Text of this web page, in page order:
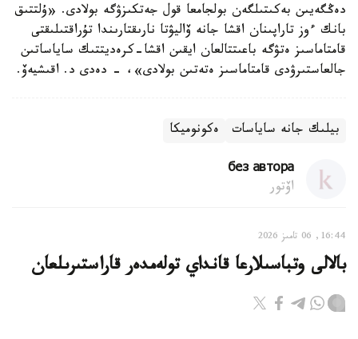
دەڭگەيىن بەكىتىلگەن بولجامعا قول جەتكىزۋگە بولادى. «ۇلتتىق
بانك ءوز تاراپىنان اقشا جانە ۆاليۋتا نارىقتارىندا تۇراقتىلىقتى
قامتاماسىز ەتۋگە باعىتتالعان ايقىن اقشا-كرەديتتىك ساياساتىن
جالعاستىرۋدى قامتاماسىز ەتەتىن بولادى»، - دەدى د. اقىشيەۆ.
بيلىك جانە ساياسات ەكونوميكا
без автора
اۆتور
16:44, 06 تامىز 2026
بالالى وتباسىلارعا قانداي تولەمدەر قاراستىرىلعان